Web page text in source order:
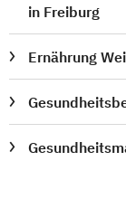
in Freiburg
Ernährung